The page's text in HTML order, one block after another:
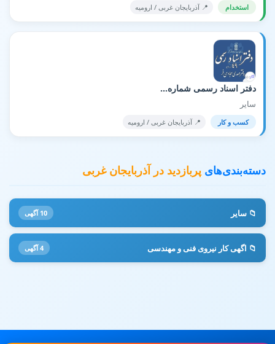
استخدام 📍 آذربایجان غربی / اروميه
دفتر اسناد رسمی شماره...
سایر
کسب و کار 📍 آذربایجان غربی / اروميه
دسته‌بندی‌های پربازدید در آذربایجان غربی
📁 سایر 10 آگهی
📁 اگهی کار نیروی فنی و مهندسی 4 آگهی